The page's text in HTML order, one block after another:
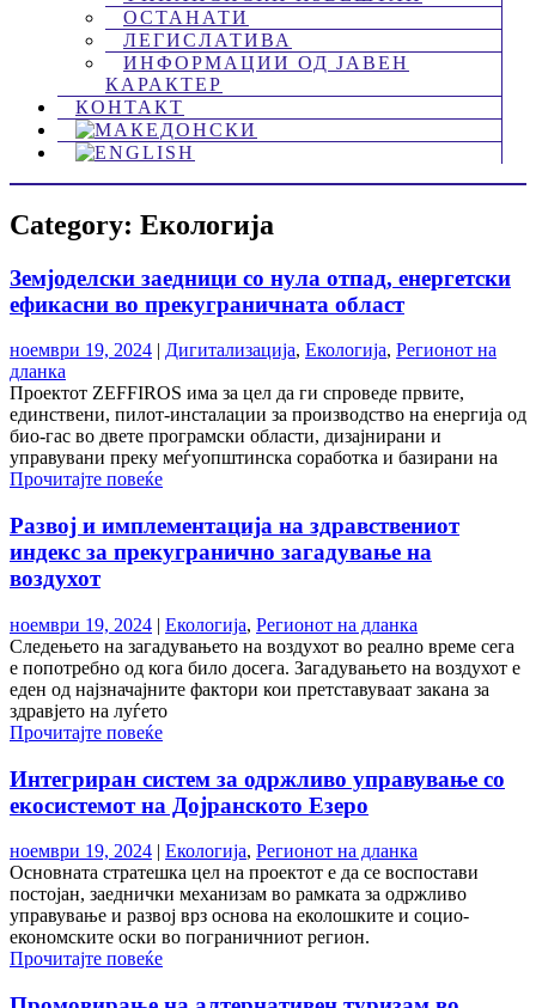
ОСТАНАТИ
ЛЕГИСЛАТИВА
ИНФОРМАЦИИ ОД ЈАВЕН
КАРАКТЕР
КОНТАКТ
Category: Екологија
Земјоделски заедници со нула отпад, енергетски
ефикасни во прекуграничната област
ноември 19, 2024 | Дигитализација, Екологија, Регионот на
дланка
Проектот ZEFFIROS има за цел да ги спроведе првите,
единствени, пилот-инсталации за производство на енергија од
био-гас во двете програмски области, дизајнирани и
управувани преку меѓуопштинска соработка и базирани на
Прочитајте повеќе
Развој и имплементација на здравствениот
индекс за прекугранично загадување на
воздухот
ноември 19, 2024 | Екологија, Регионот на дланка
Следењето на загадувањето на воздухот во реално време сега
е попотребно од кога било досега. Загадувањето на воздухот е
еден од најзначајните фактори кои претставуваат закана за
здравјето на луѓето
Прочитајте повеќе
Интегриран систем за одржливо управување со
екосистемот на Дојранското Езеро
ноември 19, 2024 | Екологија, Регионот на дланка
Основната стратешка цел на проектот е да се воспостави
постојан, заеднички механизам во рамката за одржливо
управување и развој врз основа на еколошките и социо-
економските оски во пограничниот регион.
Прочитајте повеќе